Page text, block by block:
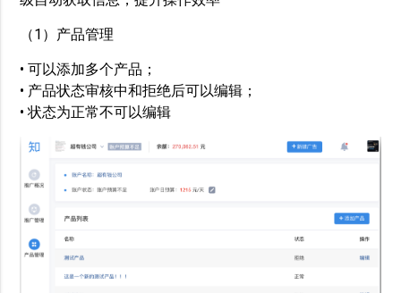
（1）产品管理
• 可以添加多个产品；
• 产品状态审核中和拒绝后可以编辑；
• 状态为正常不可以编辑